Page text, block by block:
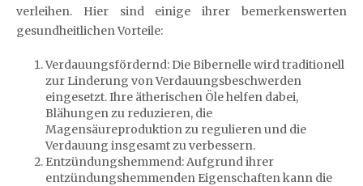
verleihen. Hier sind einige ihrer bemerkenswerten
gesundheitlichen Vorteile:
Verdauungsfördernd: Die Bibernelle wird traditionell
zur Linderung von Verdauungsbeschwerden
eingesetzt. Ihre ätherischen Öle helfen dabei,
Blähungen zu reduzieren, die
Magensäureproduktion zu regulieren und die
Verdauung insgesamt zu verbessern.
Entzündungshemmend: Aufgrund ihrer
entzündungshemmenden Eigenschaften kann die